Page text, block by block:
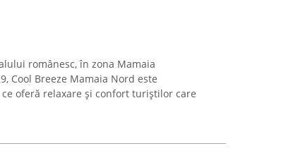
românesc, în zona Mamaia
Cool Breeze Mamaia Nord este
oferă relaxare și confort turiștilor care